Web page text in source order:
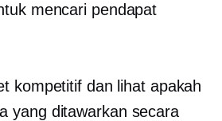
mencari pendapat
kompetitif dan lihat apakah
yang ditawarkan secara